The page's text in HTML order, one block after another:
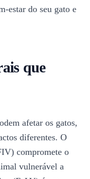
estar do seu gato e
que
afetar os gatos,
diferentes. O
compromete o
vulnerável a